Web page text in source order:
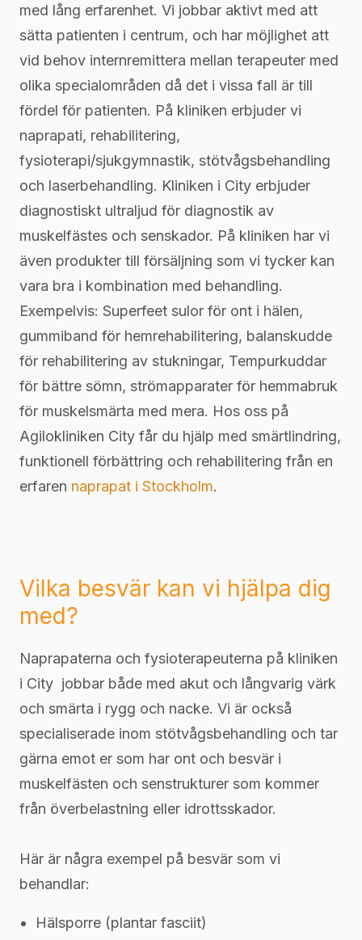
med lång erfarenhet. Vi jobbar aktivt med att
sätta patienten i centrum, och har möjlighet att
vid behov internremittera mellan terapeuter med
olika specialområden då det i vissa fall är till
fördel för patienten. På kliniken erbjuder vi
naprapati, rehabilitering,
fysioterapi/sjukgymnastik, stötvågsbehandling
och laserbehandling. Kliniken i City erbjuder
diagnostiskt ultraljud för diagnostik av
muskelfästes och senskador. På kliniken har vi
även produkter till försäljning som vi tycker kan
vara bra i kombination med behandling.
Exempelvis: Superfeet sulor för ont i hälen,
gummiband för hemrehabilitering, balanskudde
för rehabilitering av stukningar, Tempurkuddar
för bättre sömn, strömapparater för hemmabruk
för muskelsmärta med mera. Hos oss på
Agilokliniken City får du hjälp med smärtlindring,
funktionell förbättring och rehabilitering från en
erfaren naprapat i Stockholm.
Vilka besvär kan vi hjälpa dig
med?
Naprapaterna och fysioterapeuterna på kliniken
i City jobbar både med akut och långvarig värk
och smärta i rygg och nacke. Vi är också
specialiserade inom stötvågsbehandling och tar
gärna emot er som har ont och besvär i
muskelfästen och senstrukturer som kommer
från överbelastning eller idrottsskador.
Här är några exempel på besvär som vi
behandlar:
Hälsporre (plantar fasciit)